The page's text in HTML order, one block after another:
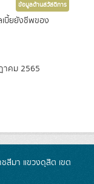
ข้อมูลด้านสวัสดิการ
บี้ยยังชีพของ
คม 2565
สีมา แขวงดุสิต เขต